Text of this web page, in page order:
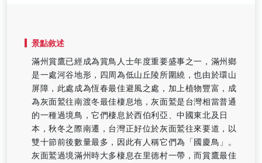
景點敘述
滿州賞鷹已經成為賞鳥人士年度重要盛事之一，滿州鄉
是一處河谷地形，四周為低山丘陵所圍繞，也由於環山
屏障，此處成為恆春最佳避風之處，加上植物豐富，成
為灰面鷲往南渡冬最佳棲息地，灰面鷲是台灣相當普通
的一種過境鳥，它們棲息於西伯利亞、中國東北及日
本，秋冬之際南遷，台灣正好位於灰面鷲往來要道，以
雙十節前後數量最多，因此有人稱它們為「國慶鳥」。
灰面鷲過境滿州時大多棲息在里德村一帶，而賞鷹最佳